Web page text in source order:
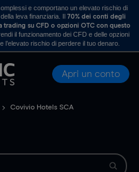
e comportano un elevato rischio di
leva finanziaria. Il70% dei conti degli
su CFD o opzioni OTC con questo
il funzionamento dei CFD e delle opzioni
rischio di perdere il tuo denaro.
Apri un conto
Covivio Hotels SCA